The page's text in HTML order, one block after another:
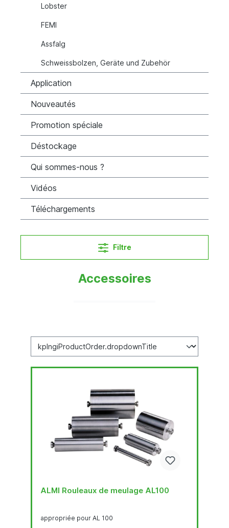
Lobster
FEMI
Assfalg
Schweissbolzen, Geräte und Zubehör
Application
Nouveautés
Promotion spéciale
Déstockage
Qui sommes-nous ?
Vidéos
Téléchargements
Filtre
Accessoires
ALMI Rouleaux de meulage AL100
appropriée pour AL 100